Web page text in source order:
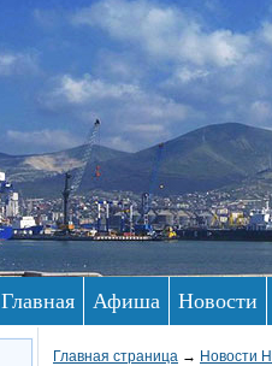
Главная Афиша Новости
Главная страница → Новости